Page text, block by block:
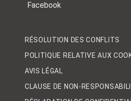
Facebook
RÉSOLUTION DES CONFLITS
POLITIQUE RELATIVE AUX
AVIS LÉGAL
CLAUSE DE NON-